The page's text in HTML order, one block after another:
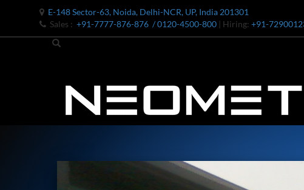
E-148 Sector-63, Noida, Delhi-NCR, UP, India 201301
Sales : +91-7777-876-876 / 0120-4500-800 | Hiring: +91-
Bomb Shell Hydraulic Pressure Testing Machine Upto 1800 Bar